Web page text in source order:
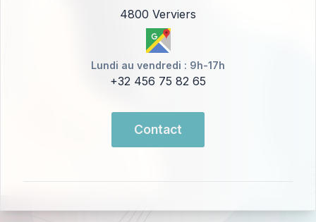
4800 Verviers
Lundi au vendredi : 9h-17h
+32 456 75 82 65
Contact